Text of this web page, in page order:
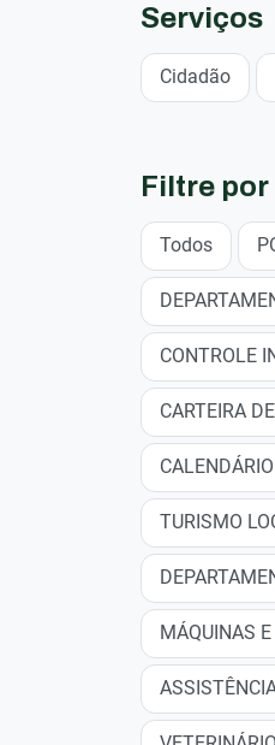
Serviços
Cidadão
Filtre
Todos
CONTROLE
CARTEIRA
TURISMO
MÁQUINAS